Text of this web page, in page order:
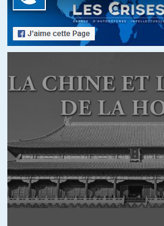
ouvrierpcf//26.10.2020 à
« C’est le cas pour la CEE et ce le sera
décidée à un moment où le néo-
selon jean do
que nenni oh que non c’est le cas pour
MAASTRICHT est l’EURO
le CEE c’était autre chose chacun avait
industriels et commerciaux étaient
CONCORDE
+1 ALERTER
Raoul//26.10.2020 à 15h58